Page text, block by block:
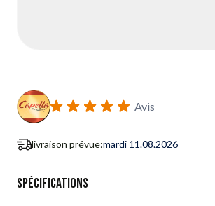
Avis
livraison prévue:mardi 11.08.2026
Spécifications